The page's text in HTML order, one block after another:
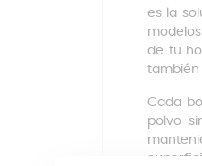
es la
de tu
también
Cada
polvo